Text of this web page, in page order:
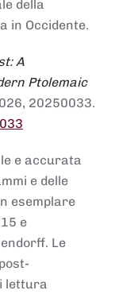
della
in Occidente.
A
Ptolemaic
20250033.
e accurata
e delle
esemplare
e
Le
lettura